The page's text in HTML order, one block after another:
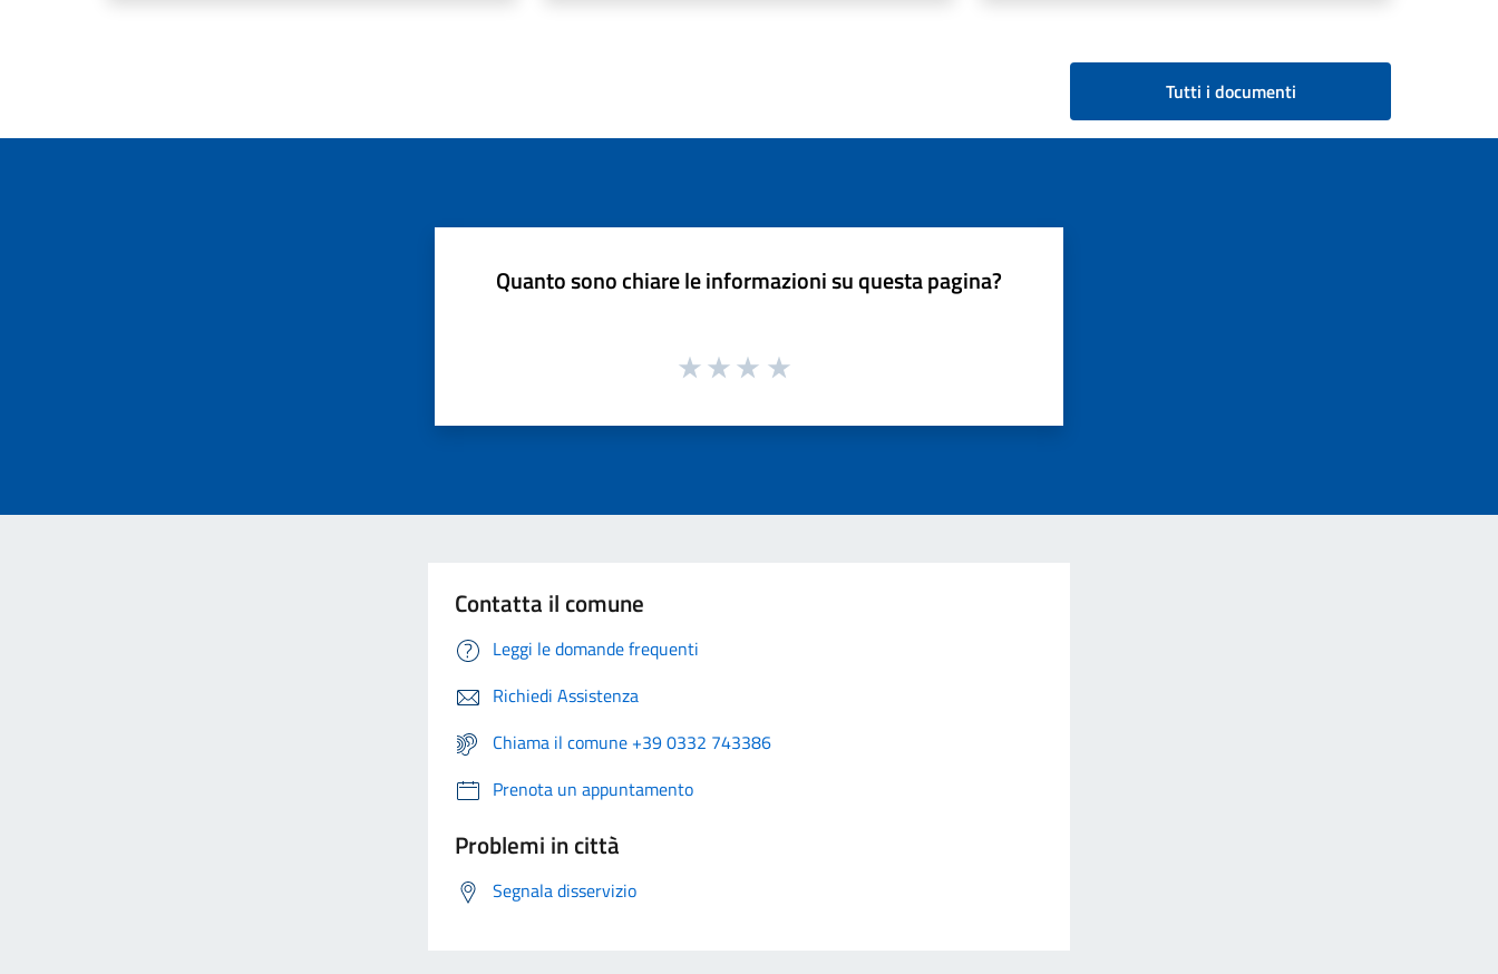
Tutti i documenti
Quanto sono chiare le informazioni su questa pagina?
Contatta il comune
Leggi le domande frequenti
Richiedi Assistenza
Chiama il comune +39 0332 743386
Prenota un appuntamento
Problemi in città
Segnala disservizio